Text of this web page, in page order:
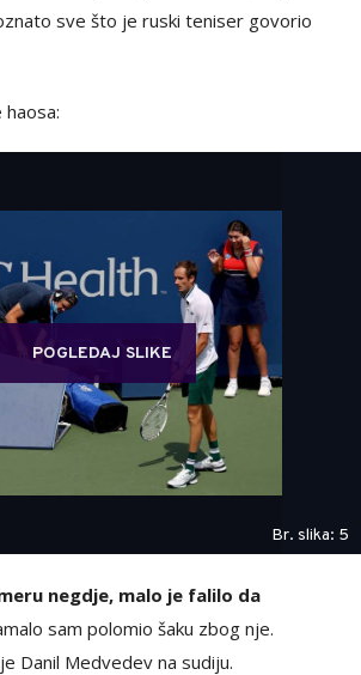
sve što je ruski teniser govorio
POGLEDAJ SLIKE
Br. slika: 5
negdje, malo je falilo da
sam polomio šaku zbog nje.
Danil Medvedev na sudiju.